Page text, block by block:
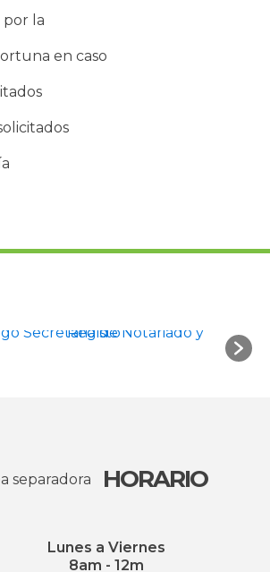
por la
en caso
HORARIO
Lunes a Viernes
8am - 12m